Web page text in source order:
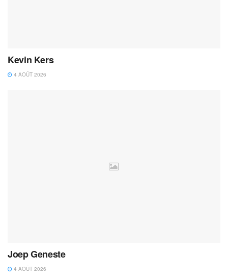
Kevin Kers
4 AOÛT 2026
Joep Geneste
4 AOÛT 2026